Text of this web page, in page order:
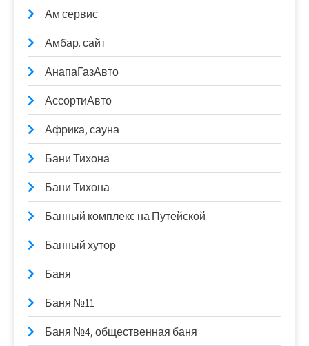
Ам сервис
Амбар. сайт
АнапаГазАвто
АссортиАвто
Африка, сауна
Бани Тихона
Бани Тихона
Банный комплекс на Путейской
Банный хутор
Баня
Баня №11
Баня №4, общественная баня